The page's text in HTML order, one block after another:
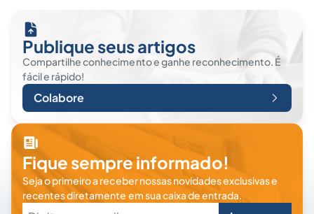
Publique seus artigos
Compartilhe conhecimento e ganhe reconhecimento. É
fácil e rápido!
Colabore
Fique sempre informado!
Seja o primeiro a receber nossas novidades exclusivas e
recentes diretamente em sua caixa de entrada.